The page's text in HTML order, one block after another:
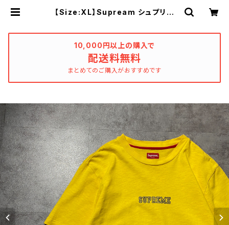
【Size:XL】Supream シュプリー
thing_katharsis
10,000円以上の購入で
配送料無料
まとめてのご購入がおすすめです